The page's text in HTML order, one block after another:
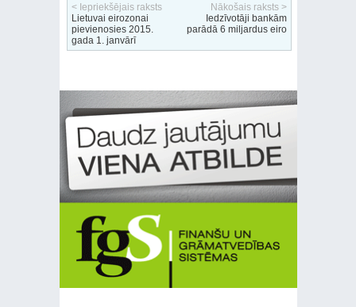
< Iepriekšējais raksts
Lietuvai eirozonai
pievienosies 2015.
gada 1. janvārī
Nākošais raksts >
Iedzīvotāji bankām
parādā 6 miljardus eiro